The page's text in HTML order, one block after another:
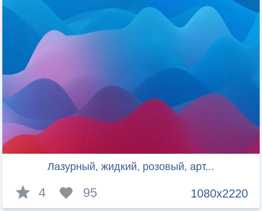
Лазурный, жидкий, розовый, арт...
1080x2220
4 95